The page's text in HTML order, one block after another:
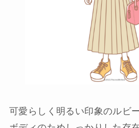
可愛らしく明るい印象のルビ